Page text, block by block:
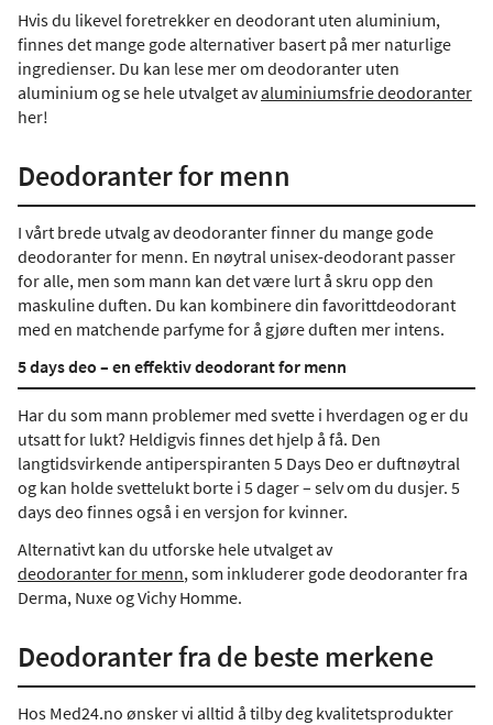
Hvis du likevel foretrekker en deodorant uten aluminium,
finnes det mange gode alternativer basert på mer naturlige
ingredienser. Du kan lese mer om deodoranter uten
aluminium og se hele utvalget avaluminiumsfrie deodoranter
her!
Deodoranter for menn
I vårt brede utvalg av deodoranter finner du mange gode
deodoranter for menn. En nøytral unisex-deodorant passer
for alle, men som mann kan det være lurt å skru opp den
maskuline duften. Du kan kombinere din favorittdeodorant
med en matchende parfyme for å gjøre duften mer intens.
5 days deo – en effektiv deodorant for menn
Har du som mann problemer med svette i hverdagen og er du
utsatt for lukt? Heldigvis finnes det hjelp å få. Den
langtidsvirkende antiperspiranten 5 Days Deo er duftnøytral
og kan holde svettelukt borte i 5 dager – selv om du dusjer. 5
days deo finnes også i en versjon for kvinner.
Alternativt kan du utforske hele utvalget av
deodoranter for menn, som inkluderer gode deodoranter fra
Derma, Nuxe og Vichy Homme.
Deodoranter fra de beste merkene
Hos Med24.no ønsker vi alltid å tilby deg kvalitetsprodukter